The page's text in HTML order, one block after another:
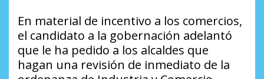
En material de incentivo a los comercios,
el candidato a la gobernación adelantó
que le ha pedido a los alcaldes que
hagan una revisión de inmediato de la